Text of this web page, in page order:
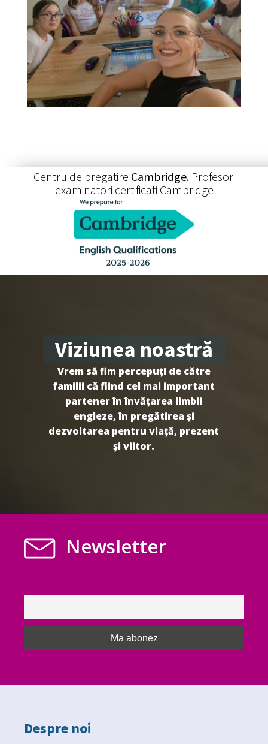
Centru de pregatire Cambridge.Profesori
examinatori certificati Cambridge
Viziunea noastră
Vrem să fim percepuți de către
familii că fiind cel mai important
partener în învățarea limbii
engleze, în pregătirea și
dezvoltarea pentru viață, prezent
și viitor.
Newsletter
Despre noi